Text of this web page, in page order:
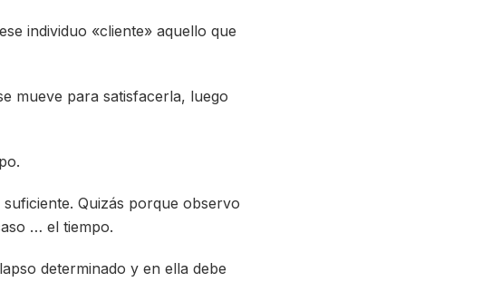
individuo «cliente» aquello que
mueve para satisfacerla, luego
Quizás porque observo
… el tiempo.
determinado y en ella debe